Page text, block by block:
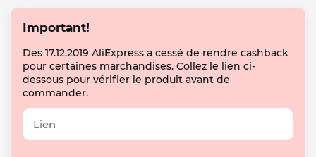
Important!
Des 17.12.2019 AliExpress a cessé de rendre cashback
pour certaines marchandises. Collez le lien ci-
dessous pour vérifier le produit avant de
commander.